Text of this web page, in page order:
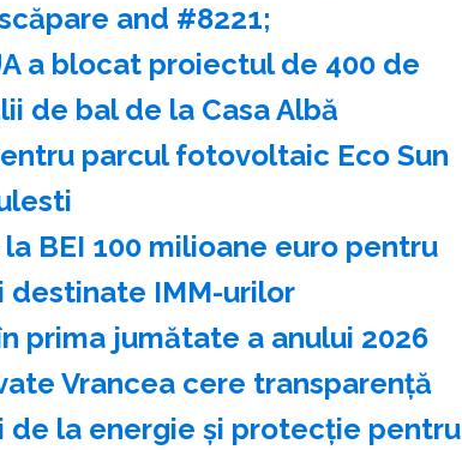
and #8221;
a blocat proiectul de 400 de
de bal de la Casa Albă
parcul fotovoltaic Eco Sun
BEI 100 milioane euro pentru
destinate IMM-urilor
prima jumătate a anului 2026
Vrancea cere transparenţă
la energie şi protecţie pentru